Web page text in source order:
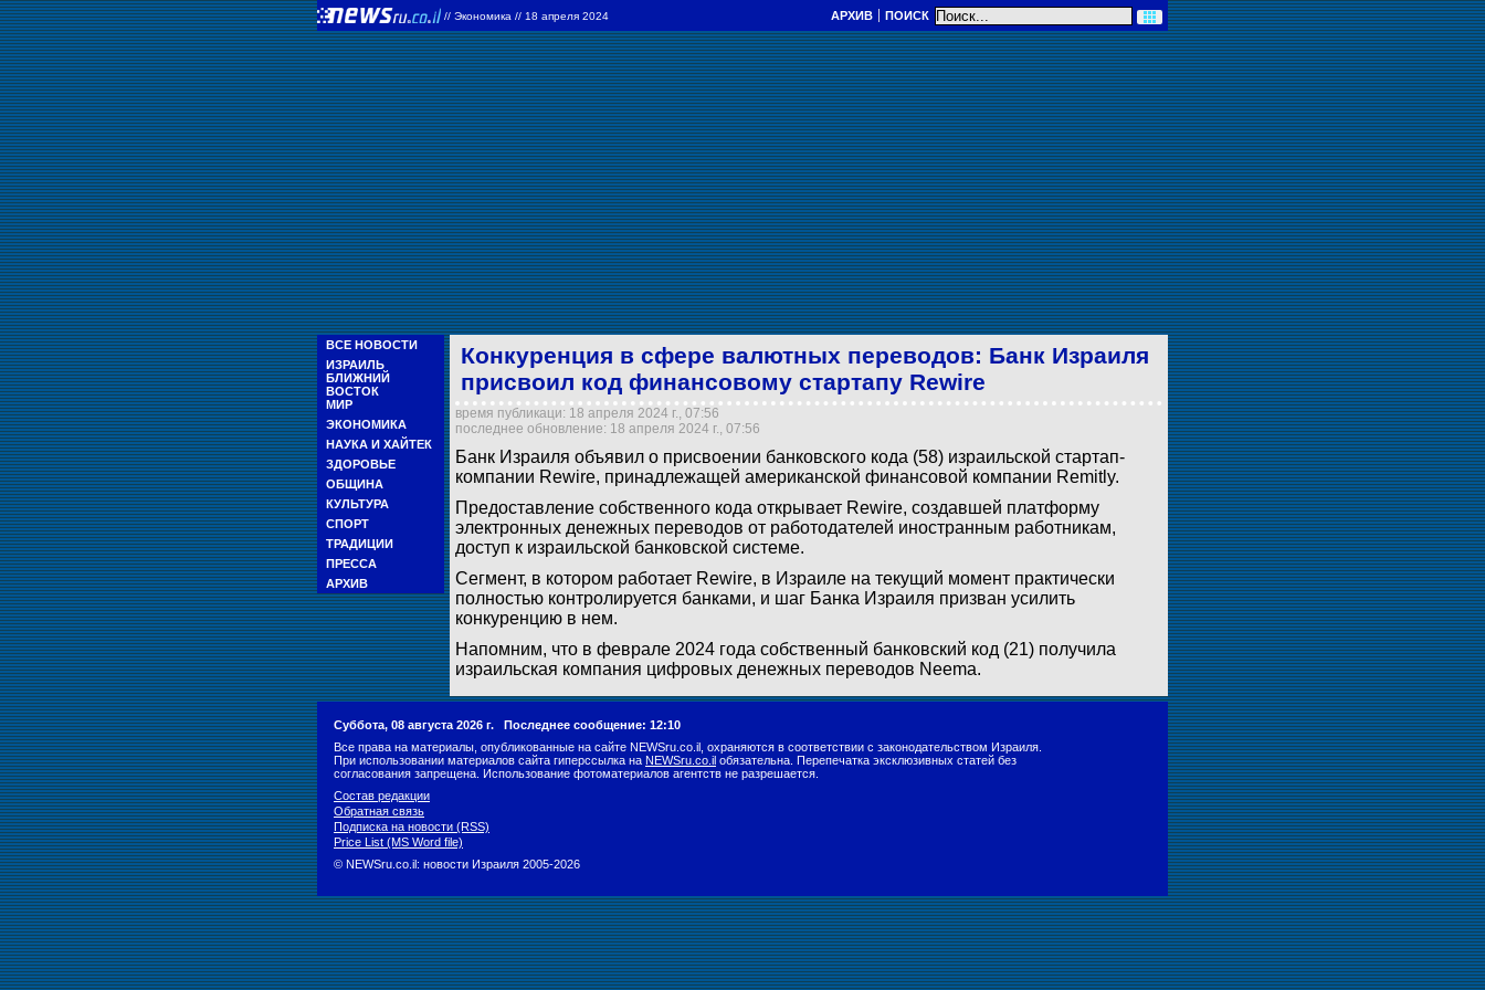
// Экономика // 18 апреля 2024 АРХИВ ПОИСК
ВСЕ НОВОСТИ
ИЗРАИЛЬ
БЛИЖНИЙ
ВОСТОК
МИР
ЭКОНОМИКА
НАУКА И ХАЙТЕК
ЗДОРОВЬЕ
ОБЩИНА
КУЛЬТУРА
СПОРТ
ТРАДИЦИИ
ПРЕССА
АРХИВ
Конкуренция в сфере валютных переводов: Банк Израиля
присвоил код финансовому стартапу Rewire
время публикаци: 18 апреля 2024 г., 07:56
последнее обновление: 18 апреля 2024 г., 07:56
Банк Израиля объявил о присвоении банковского кода (58) израильской стартап-
компании Rewire, принадлежащей американской финансовой компании Remitly.
Предоставление собственного кода открывает Rewire, создавшей платформу
электронных денежных переводов от работодателей иностранным работникам,
доступ к израильской банковской системе.
Сегмент, в котором работает Rewire, в Израиле на текущий момент практически
полностью контролируется банками, и шаг Банка Израиля призван усилить
конкуренцию в нем.
Напомним, что в феврале 2024 года собственный банковский код (21) получила
израильская компания цифровых денежных переводов Neema.
Суббота, 08 августа 2026 г. Последнее сообщение: 12:10
Все права на материалы, опубликованные на сайте NEWSru.co.il, охраняются в соответствии с законодательством Израиля.
При использовании материалов сайта гиперссылка на NEWSru.co.il обязательна. Перепечатка эксклюзивных статей без
согласования запрещена. Использование фотоматериалов агентств не разрешается.
Состав редакции
Обратная связь
Подписка на новости (RSS)
Price List (MS Word file)
© NEWSru.co.il: новости Израиля 2005-2026